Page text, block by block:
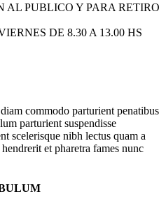
PUBLICO Y PARA RETIRO
DE 8.30 A 13.00 HS
commodo parturient penatibus
parturient suspendisse
scelerisque nibh lectus quam a
et pharetra fames nunc